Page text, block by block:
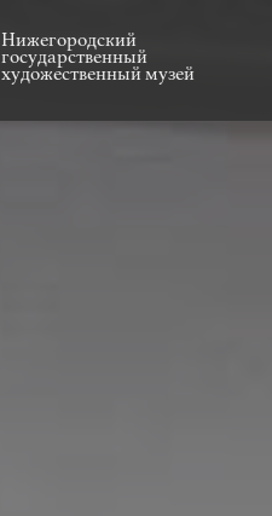
Нижегородский
государственный
художественный музей